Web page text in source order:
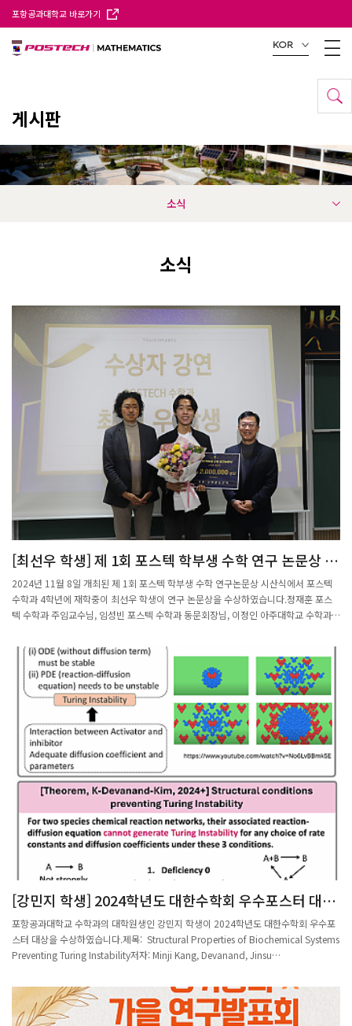
포항공과대학교 바로가기
KOR
게시판
소식
소식
[최선우 학생] 제 1회 포스텍 학부생 수학 연구 논문상 수
상
2024년 11월 8일 개최된 제 1회 포스텍 학부생 수학 연구논문상 시산식에서 포스텍
수학과 4학년에 재학중이 최선우 학생이 연구 논문상을 수상하였습니다.정재훈 포스
텍 수학과 주임교수님, 임성빈 포스텍 수학과 동문회장님, 이정인 아주대학교 수학과
생의 수상을 축하해주었습니다.시상이 끝난 후 논문의 주제인 Statistical Estimation
of Prime Divisor CDF for Finite N in Erdős-Kac Theorem 로 강연을 진행 하였습
니다.시상식이 모두 마무리된 후 간단한 간담회를 통해 수학적 지식을 나누기도 했습니
[강민지 학생] 2024학년도 대한수학회 우수포스터 대상
수상
포항공과대학교 수학과의 대학원생인 강민지 학생이 2024학년도 대한수학회 우수포
스터 대상을 수상하였습니다.제목: Structural Properties of Biochemical Systems
Preventing Turing Instability저자: Minji Kang, Devanand, Jinsu
networks. In the study of these networks, a key focus is the relationship
between their structural properties and their dynamic behavior. In this work,
we explore reaction-diffusion equations where the reaction terms are